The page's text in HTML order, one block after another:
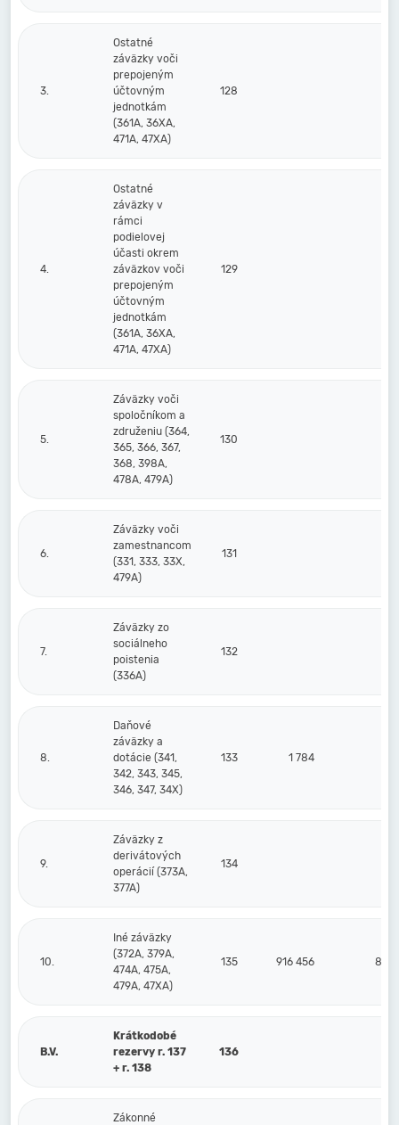
3.
Ostatné
záväzky voči
prepojeným
účtovným
jednotkám
(361A, 36XA,
471A, 47XA)
128
4.
Ostatné
záväzky v
rámci
podielovej
účasti okrem
záväzkov voči
prepojeným
účtovným
jednotkám
(361A, 36XA,
471A, 47XA)
129
5.
Záväzky voči
spoločníkom a
združeniu (364,
365, 366, 367,
368, 398A,
478A, 479A)
130
6.
Záväzky voči
zamestnancom
(331, 333, 33X,
479A)
131
7.
Záväzky zo
sociálneho
poistenia
(336A)
132
8.
Daňové
záväzky a
dotácie (341,
342, 343, 345,
346, 347, 34X)
133 1 784
9.
Záväzky z
derivátových
operácií (373A,
377A)
134
10.
Iné záväzky
(372A, 379A,
474A, 475A,
479A, 47XA)
135 916 456 842
B.V.
Krátkodobé
rezervy r. 137
+ r. 138
136
Zákonné